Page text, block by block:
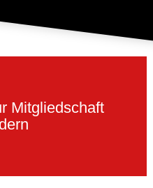
Mitgliedschaft